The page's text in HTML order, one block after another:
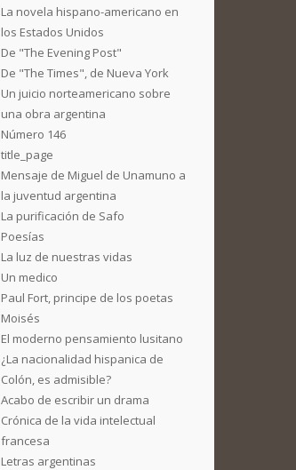
La novela hispano-americano en
los Estados Unidos
De "The Evening Post"
De "The Times", de Nueva York
Un juicio norteamericano sobre
una obra argentina
Número 146
title_page
Mensaje de Miguel de Unamuno a
la juventud argentina
La purificación de Safo
Poesías
La luz de nuestras vidas
Un medico
Paul Fort, principe de los poetas
Moisés
El moderno pensamiento lusitano
¿La nacionalidad hispanica de
Colón, es admisible?
Acabo de escribir un drama
Crónica de la vida intelectual
francesa
Letras argentinas